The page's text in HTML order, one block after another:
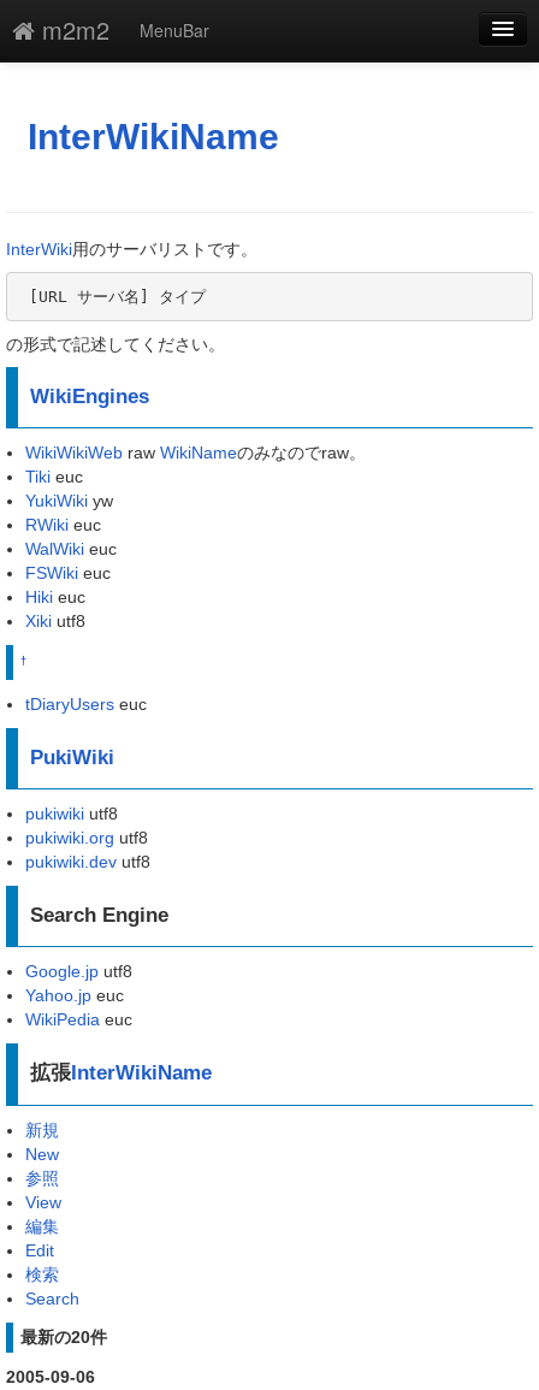
m2m2
MenuBar
添付
最終更新
一覧
InterWikiName
InterWiki用のサーバリストです。
[URL サーバ名] タイプ
の形式で記述してください。
WikiEngines
WikiWikiWeb raw WikiNameのみなのでraw。
Tiki euc
YukiWiki yw
RWiki euc
WalWiki euc
FSWiki euc
Hiki euc
Xiki utf8
†
tDiaryUsers euc
PukiWiki
pukiwiki utf8
pukiwiki.org utf8
pukiwiki.dev utf8
Search Engine
Google.jp utf8
Yahoo.jp euc
WikiPedia euc
拡張 InterWikiName
新規
New
参照
View
編集
Edit
検索
Search
最新の20件
2005-09-06